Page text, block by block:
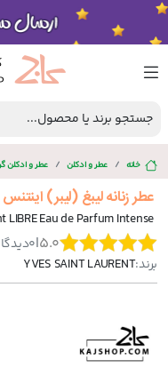
جستجو برند یا محصول...
خانه عطر و ادکلن عطر و ادکلن
عطر زنانه لیبغ (لیبر)
LIBRE Eau de Parfum Intense
5.0
|
0
برند:YVES SAINT LAURENT